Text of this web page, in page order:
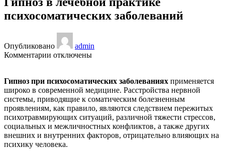
психосоматических заболеваний
Опубликовано
admin
Комментарии к
в
лечебной
практике
психосоматических
заболеваний
отключены
Гипноз при психосоматических заболеваниях применяется
широко в современной медицине. Расстройства нервной
системы, приводящие к соматическим болезненным
проявлениям, как правило, являются следствием пережитых
психотравмирующих ситуаций, различной тяжести стрессов,
социальных и межличностных конфликтов, а также других
внешних и внутренних факторов, отрицательно влияющих на
психику человека.